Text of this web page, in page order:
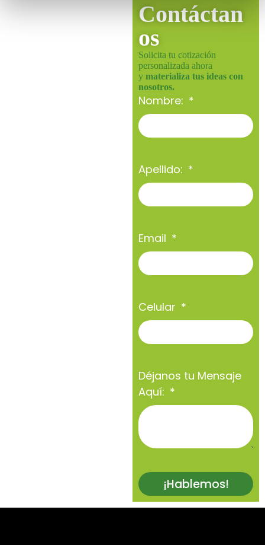
Contáctan
os
Solicita tu cotización
personalizada ahora
y materializa tus ideas con
nosotros.
Nombre:
Apellido:
Email
Celular
Déjanos tu Mensaje
Aquí:
¡Hablemos!